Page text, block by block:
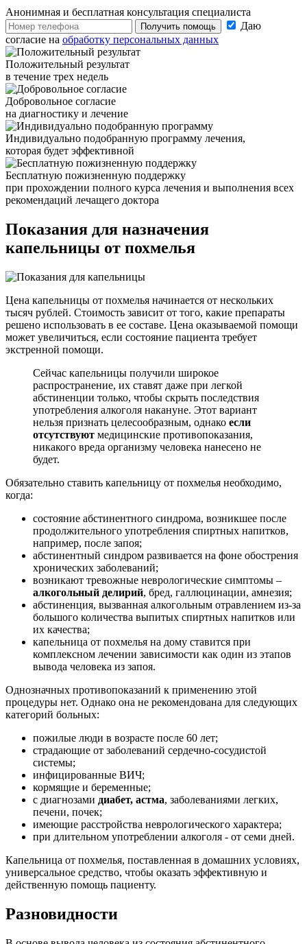
Анонимная и бесплатная консультация специалиста
Получить помощь
Даю
согласие на обработку персональных данных
Положительный результат
в течение трех недель
Добровольное согласие
на диагностику и лечение
Индивидуально подобранную программу лечения,
которая будет эффективной
Бесплатную пожизненную поддержку
при прохождении полного курса лечения и выполнения всех
рекомендаций лечащего доктора
Показания для назначения
капельницы от похмелья
Цена капельницы от похмелья начинается от нескольких
тысяч рублей. Стоимость зависит от того, какие препараты
решено использовать в ее составе. Цена оказываемой помощи
может увеличиться, если состояние пациента требует
экстренной помощи.
Сейчас капельницы получили широкое
распространение, их ставят даже при легкой
абстиненции только, чтобы скрыть последствия
употребления алкоголя накануне. Этот вариант
нельзя признать целесообразным, однако если
отсутствуют медицинские противопоказания,
никакого вреда организму человека нанесено не
будет.
Обязательно ставить капельницу от похмелья необходимо,
когда:
состояние абстинентного синдрома, возникшее после
продолжительного употребления спиртных напитков,
например, после запоя;
абстинентный синдром развивается на фоне обострения
хронических заболеваний;
возникают тревожные неврологические симптомы –
алкогольный делирий, бред, галлюцинации, амнезия;
абстиненция, вызванная алкогольным отравлением из-за
большого количества выпитых спиртных напитков или
их качества;
капельница от похмелья на дому ставится при
комплексном лечении зависимости как один из этапов
вывода человека из запоя.
Однозначных противопоказаний к применению этой
процедуры нет. Однако она не рекомендована для следующих
категорий больных:
пожилые люди в возрасте после 60 лет;
страдающие от заболеваний сердечно-сосудистой
системы;
инфицированные ВИЧ;
кормящие и беременные;
с диагнозами диабет, астма, заболеваниями легких,
печени, почек;
имеющие расстройства неврологического характера;
при длительном употреблении алкоголя - от семи дней.
Капельница от похмелья, поставленная в домашних условиях,
универсальное средство, чтобы оказать эффективную и
действенную помощь пациенту.
Разновидности